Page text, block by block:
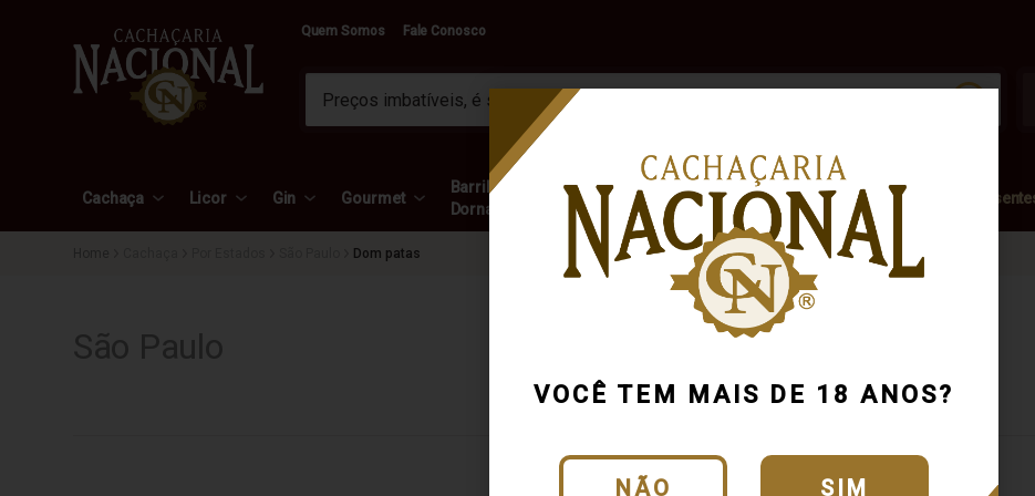
VOCÊ TEM MAIS DE 18 ANOS?
NÃO SIM
Quem Somos Fale Conosco
Cachaça Licor Gin Gourmet
Barril e
Dorna
Acessórios
Outras
Bebidas
Marcas
Dom patas